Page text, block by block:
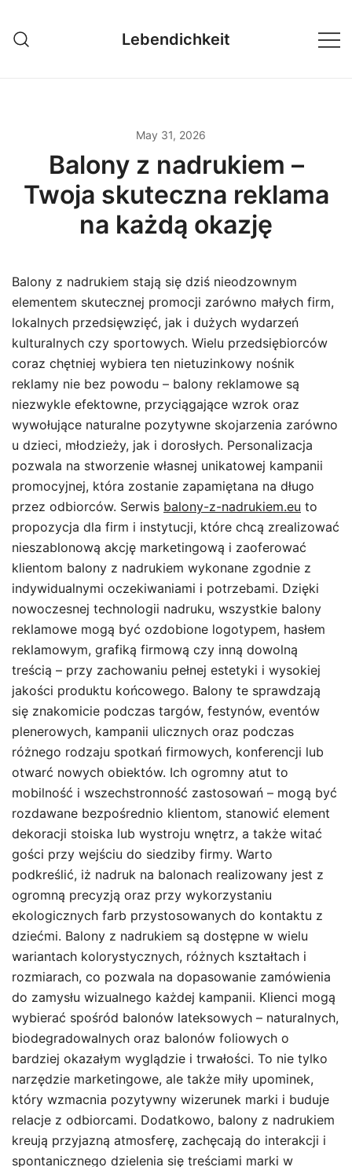
content
Lebendichkeit
May 31, 2026
Balony z nadrukiem –
Twoja skuteczna reklama
na każdą okazję
Balony z nadrukiem stają się dziś nieodzownym
elementem skutecznej promocji zarówno małych firm,
lokalnych przedsięwzięć, jak i dużych wydarzeń
kulturalnych czy sportowych. Wielu przedsiębiorców
coraz chętniej wybiera ten nietuzinkowy nośnik
reklamy nie bez powodu – balony reklamowe są
niezwykle efektowne, przyciągające wzrok oraz
wywołujące naturalne pozytywne skojarzenia zarówno
u dzieci, młodzieży, jak i dorosłych. Personalizacja
pozwala na stworzenie własnej unikatowej kampanii
promocyjnej, która zostanie zapamiętana na długo
przez odbiorców. Serwis balony-z-nadrukiem.eu to
propozycja dla firm i instytucji, które chcą zrealizować
nieszablonową akcję marketingową i zaoferować
klientom balony z nadrukiem wykonane zgodnie z
indywidualnymi oczekiwaniami i potrzebami. Dzięki
nowoczesnej technologii nadruku, wszystkie balony
reklamowe mogą być ozdobione logotypem, hasłem
reklamowym, grafiką firmową czy inną dowolną
treścią – przy zachowaniu pełnej estetyki i wysokiej
jakości produktu końcowego. Balony te sprawdzają
się znakomicie podczas targów, festynów, eventów
plenerowych, kampanii ulicznych oraz podczas
różnego rodzaju spotkań firmowych, konferencji lub
otwarć nowych obiektów. Ich ogromny atut to
mobilność i wszechstronność zastosowań – mogą być
rozdawane bezpośrednio klientom, stanowić element
dekoracji stoiska lub wystroju wnętrz, a także witać
gości przy wejściu do siedziby firmy. Warto
podkreślić, iż nadruk na balonach realizowany jest z
ogromną precyzją oraz przy wykorzystaniu
ekologicznych farb przystosowanych do kontaktu z
dziećmi. Balony z nadrukiem są dostępne w wielu
wariantach kolorystycznych, różnych kształtach i
rozmiarach, co pozwala na dopasowanie zamówienia
do zamysłu wizualnego każdej kampanii. Klienci mogą
wybierać spośród balonów lateksowych – naturalnych,
biodegradowalnych oraz balonów foliowych o
bardziej okazałym wyglądzie i trwałości. To nie tylko
narzędzie marketingowe, ale także miły upominek,
który wzmacnia pozytywny wizerunek marki i buduje
relacje z odbiorcami. Dodatkowo, balony z nadrukiem
kreują przyjazną atmosferę, zachęcają do interakcji i
spontanicznego dzielenia się treściami marki w